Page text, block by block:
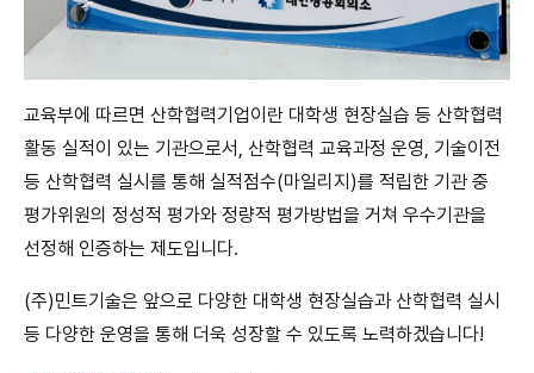
교육부에 따르면 산학협력기업이란 대학생 현장실습 등 산학협력
활동 실적이 있는 기관으로서, 산학협력 교육과정 운영, 기술이전
등 산학협력 실시를 통해 실적점수(마일리지)를 적립한 기관 중
평가위원의 정성적 평가와 정량적 평가방법을 거쳐 우수기관을
선정해 인증하는 제도입니다.
(주)민트기술은 앞으로 다양한 대학생 현장실습과 산학협력 실시
등 다양한 운영을 통해 더욱 성장할 수 있도록 노력하겠습니다!